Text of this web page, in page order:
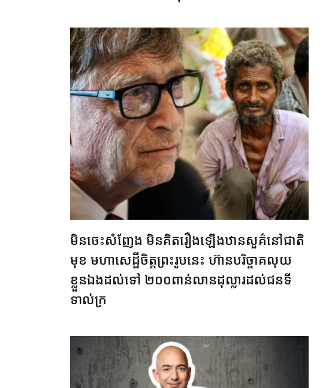
មិនចេះសំញែង មិនគិតរឿងឡើងឋានសួគ៌នៅជាតិ
មុខ មហាសេដ្ឋីចិត្តព្រះរូបនេះ ហ៊ានបរិច្ចាគលុយ
ខ្លួនឯងដល់ទៅ ២០០ពាន់លានដុល្លារដល់ជនទី
ទាល់ក្រ